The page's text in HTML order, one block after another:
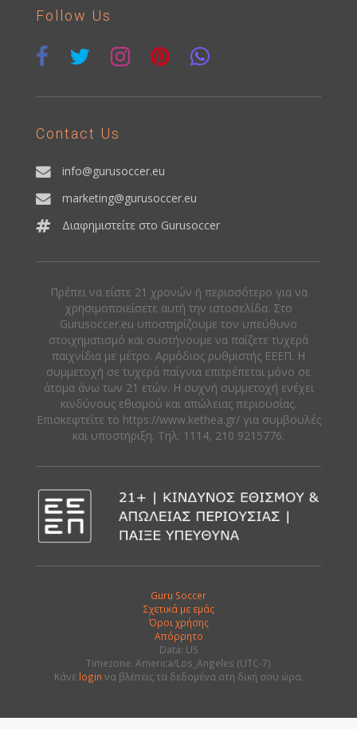
Follow Us
Contact Us
info@gurusoccer.eu
marketing@gurusoccer.eu
Διαφημιστείτε στο Gurusoccer
Πρέπει να είστε 21 χρονών ή περισσότερο για να
χρησιμοποιείσετε αυτή την ιστοσελίδα. Στο
Gurusoccer.eu υποστηρίζουμε τον υπεύθυνο
στοιχηματισμό και συστήνουμε να παίζετε τυχερά
παιχνίδια με μέτρο. Αρμόδιος ρυθμιστής ΕΕΕΠ. Η
συμμετοχή σε τυχερά παίγνια επιτρέπεται μόνο σε
άτομα άνω των 21 ετών. Η συχνή συμμετοχή ενέχει
κινδύνους εθισμού και απώλειας περιουσίας.
Eπισκεφτείτε το https://www.kethea.gr/ για συμβουλές
και υποστήριξη. Tηλ: 1114, 210 9215776.
Guru Soccer
Σχετικά με εμάς
Όροι χρήσης
Απόρρητο
Data: US
Timezone: America/Los_Angeles (UTC-7)
Κάνε login να βλέπεις τα δεδομένα στη δική σου ώρα.